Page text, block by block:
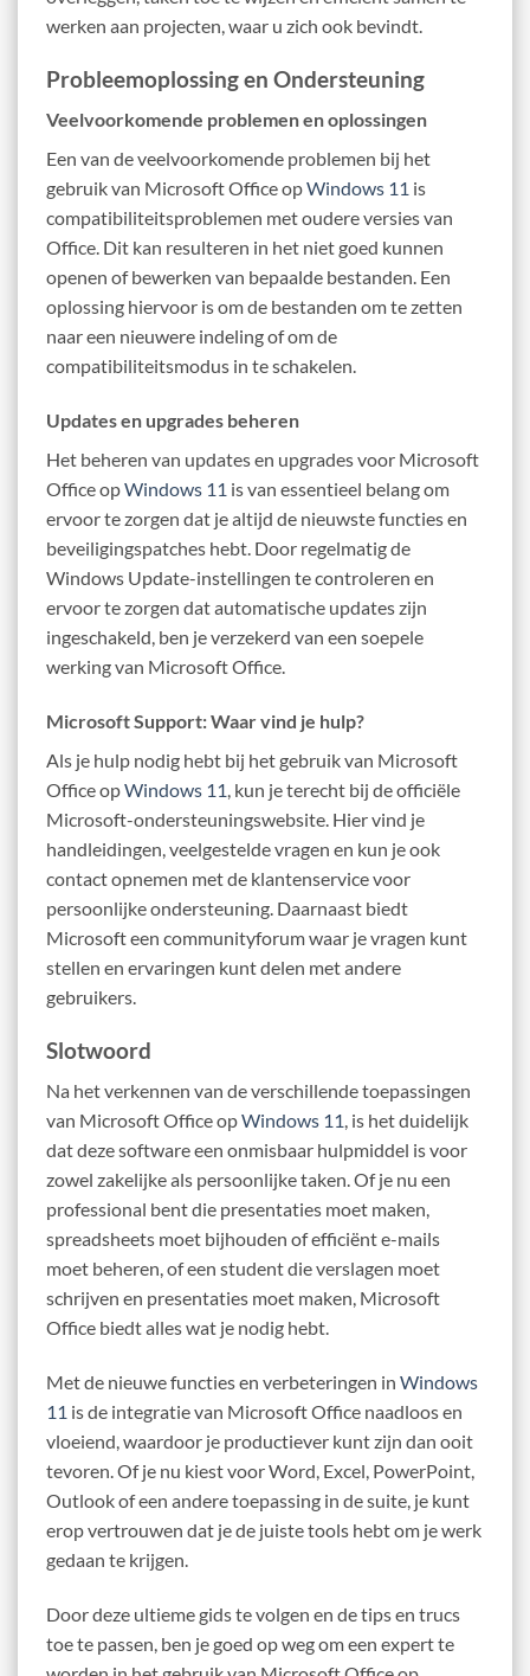
werken aan projecten, waar u zich ook bevindt.
Probleemoplossing en Ondersteuning
Veelvoorkomende problemen en oplossingen
Een van de veelvoorkomende problemen bij het
gebruik van Microsoft Office opWindows 11 is
compatibiliteitsproblemen met oudere versies van
Office. Dit kan resulteren in het niet goed kunnen
openen of bewerken van bepaalde bestanden. Een
oplossing hiervoor is om de bestanden om te zetten
naar een nieuwere indeling of om de
compatibiliteitsmodus in te schakelen.
Updates en upgrades beheren
Het beheren van updates en upgrades voor Microsoft
Office opWindows 11 is van essentieel belang om
ervoor te zorgen dat je altijd de nieuwste functies en
beveiligingspatches hebt. Door regelmatig de
Windows Update-instellingen te controleren en
ervoor te zorgen dat automatische updates zijn
ingeschakeld, ben je verzekerd van een soepele
werking van Microsoft Office.
Microsoft Support: Waar vind je hulp?
Als je hulp nodig hebt bij het gebruik van Microsoft
Office opWindows 11, kun je terecht bij de officiële
Microsoft-ondersteuningswebsite. Hier vind je
handleidingen, veelgestelde vragen en kun je ook
contact opnemen met de klantenservice voor
persoonlijke ondersteuning. Daarnaast biedt
Microsoft een communityforum waar je vragen kunt
stellen en ervaringen kunt delen met andere
gebruikers.
Slotwoord
Na het verkennen van de verschillende toepassingen
van Microsoft Office opWindows 11, is het duidelijk
dat deze software een onmisbaar hulpmiddel is voor
zowel zakelijke als persoonlijke taken. Of je nu een
professional bent die presentaties moet maken,
spreadsheets moet bijhouden of efficiënt e-mails
moet beheren, of een student die verslagen moet
schrijven en presentaties moet maken, Microsoft
Office biedt alles wat je nodig hebt.
Met de nieuwe functies en verbeteringen in Windows
11 is de integratie van Microsoft Office naadloos en
vloeiend, waardoor je productiever kunt zijn dan ooit
tevoren. Of je nu kiest voor Word, Excel, PowerPoint,
Outlook of een andere toepassing in de suite, je kunt
erop vertrouwen dat je de juiste tools hebt om je werk
gedaan te krijgen.
Door deze ultieme gids te volgen en de tips en trucs
toe te passen, ben je goed op weg om een expert te